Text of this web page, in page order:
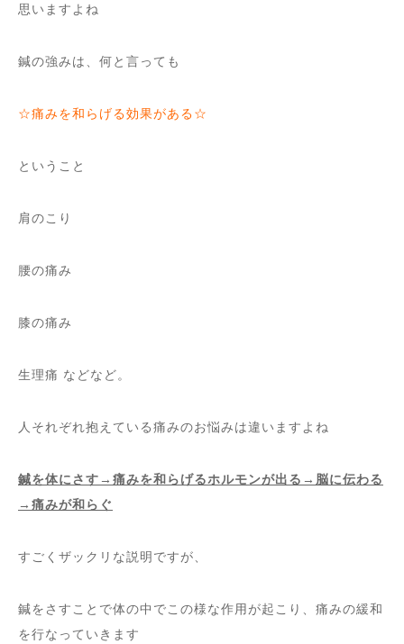
思いますよね
鍼の強みは、何と言っても
☆痛みを和らげる効果がある☆
ということ
肩のこり
腰の痛み
膝の痛み
生理痛 などなど。
人それぞれ抱えている痛みのお悩みは違いますよね
鍼を体にさす→痛みを和らげるホルモンが出る→脳に伝わる
→痛みが和らぐ
すごくザックリな説明ですが、
鍼をさすことで体の中でこの様な作用が起こり、痛みの緩和
を行なっていきます